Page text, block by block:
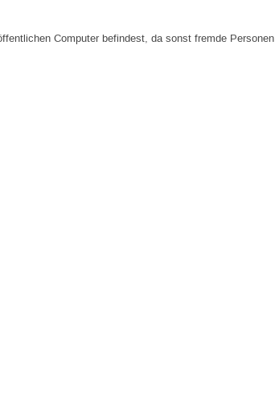
Computer befindest, da sonst fremde